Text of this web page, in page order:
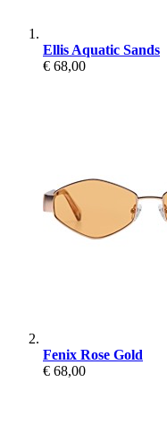
Ellis Aquatic Sands
€ 68,00
Fenix Rose Gold
€ 68,00